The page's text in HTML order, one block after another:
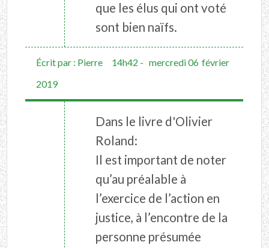
que les élus qui ont voté
sont bien naïfs.
Écrit par : Pierre 14h42 - mercredi 06 février
2019
Dans le livre d'Olivier
Roland:
Il est important de noter
qu’au préalable à
l’exercice de l’action en
justice, à l’encontre de la
personne présumée